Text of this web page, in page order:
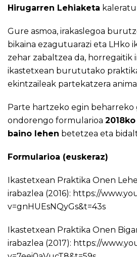
Hirugarren Lehiaketa
Gure asmoa, irakaslegoa
bikaina ezagutuarazi eta LHko
zehar zabaltzea da, horregaitik
ikastetxean burututako
ekintzaileak partekatzera
Parte hartzeko egin beharreko
ondorengo formularioa
baino lehen betetzea eta
Formularioa (euskeraz)
Ikastetxean Praktika Onen
irabazlea (2016): https://
v=gnHUEsNQyGs&t=43s
Ikastetxean Praktika Onen
irabazlea (2017): https://